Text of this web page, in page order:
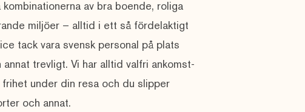
av bra boende, roliga
miljöer – alltid i ett så fördelaktigt
tack vara svensk personal på plats
trevligt. Vi har alltid valfri ankomst-
under din resa och du slipper
och annat.